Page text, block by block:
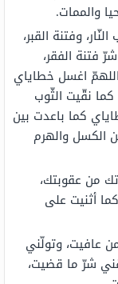
والممات.
وفتنة القبر،
فتنة الفقر،
اغسل خطاياي
كما نقّيت الثّوب
كما باعدت بين
الكسل والهرم
من عقوبتك،
أثنيت على
عافيت، وتولّني
شرّ ما قضيت،